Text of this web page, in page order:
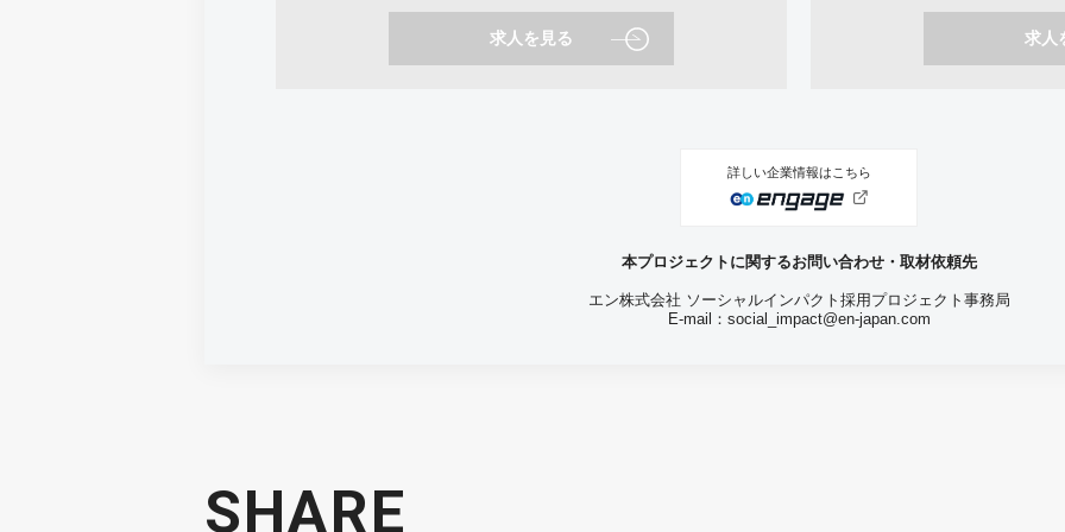
求人を見る 求人
詳しい企業情報はこちら
本プロジェクトに関するお問い合わせ・取材依頼先
エン株式会社 ソーシャルインパクト採用プロジェクト事務局
E-mail： social_impact@en-japan.com
SHARE